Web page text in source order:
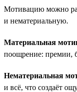
Мотивацию можно
и нематериальную.
Материальная
поощрение: премии,
Нематериальная
и всё, что создаёт